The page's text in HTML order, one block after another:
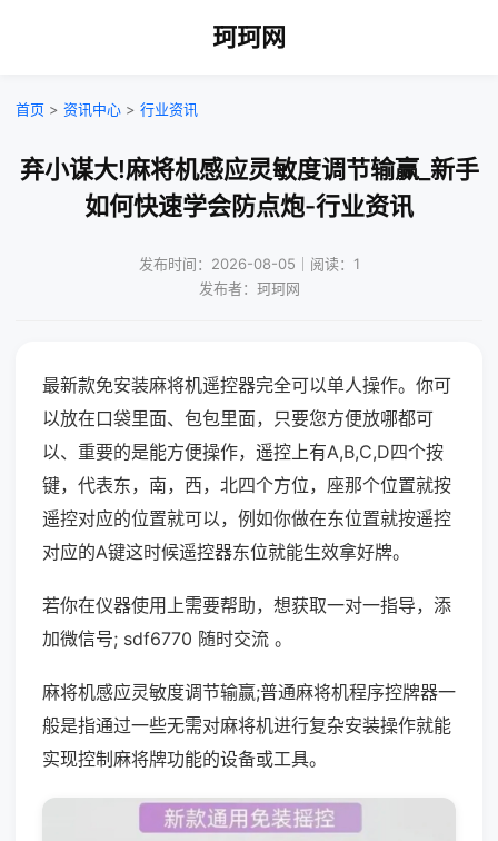
珂珂网
首页 > 资讯中心 > 行业资讯
弃小谋大!麻将机感应灵敏度调节输赢_新手
如何快速学会防点炮-行业资讯
发布时间：2026-08-05｜阅读：1
发布者：珂珂网
最新款免安装麻将机遥控器完全可以单人操作。你可
以放在口袋里面、包包里面，只要您方便放哪都可
以、重要的是能方便操作，遥控上有A,B,C,D四个按
键，代表东，南，西，北四个方位，座那个位置就按
遥控对应的位置就可以，例如你做在东位置就按遥控
对应的A键这时候遥控器东位就能生效拿好牌。
若你在仪器使用上需要帮助，想获取一对一指导，添
加微信号; sdf6770 随时交流 。
麻将机感应灵敏度调节输赢;普通麻将机程序控牌器一
般是指通过一些无需对麻将机进行复杂安装操作就能
实现控制麻将牌功能的设备或工具。